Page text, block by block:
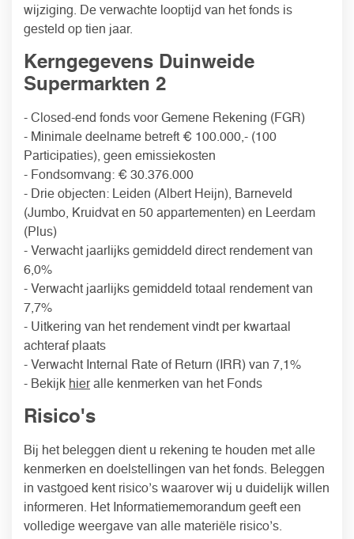
wijziging. De verwachte looptijd van het fonds is
gesteld op tien jaar.
Kerngegevens Duinweide
Supermarkten 2
- Closed-end fonds voor Gemene Rekening (FGR)
- Minimale deelname betreft € 100.000,- (100
Participaties), geen emissiekosten
- Fondsomvang: € 30.376.000
- Drie objecten: Leiden (Albert Heijn), Barneveld
(Jumbo, Kruidvat en 50 appartementen) en Leerdam
(Plus)
- Verwacht jaarlijks gemiddeld direct rendement van
6,0%
- Verwacht jaarlijks gemiddeld totaal rendement van
7,7%
- Uitkering van het rendement vindt per kwartaal
achteraf plaats
- Verwacht Internal Rate of Return (IRR) van 7,1%
- Bekijk hieralle kenmerken van het Fonds
Risico's
Bij het beleggen dient u rekening te houden met alle
kenmerken en doelstellingen van het fonds. Beleggen
in vastgoed kent risico’s waarover wij u duidelijk willen
informeren. Het Informatiememorandum geeft een
volledige weergave van alle materiële risico’s.